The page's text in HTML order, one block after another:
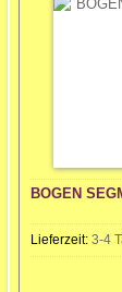
BOGEN
Lieferzeit: 3-4